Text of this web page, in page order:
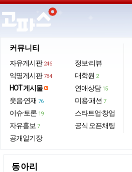
커뮤니티
자유게시판 246
익명게시판 784
HOT 게시물
웃음·연재 76
이슈·토론 19
자유홍보 7
공개일기장
정보·리뷰
대학원 2
연애상담 15
미용·패션 7
스타트업·창업
공식 오픈채팅
동아리